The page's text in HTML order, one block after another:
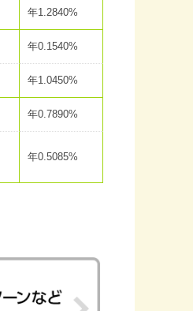
年1.2840%
年0.1540%
年1.0450%
年0.7890%
年0.5085%